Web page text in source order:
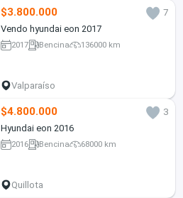
$3.800.000
7
Vendo hyundai eon 2017
2017 Bencina 136000 km
Valparaíso
$4.800.000
3
Hyundai eon 2016
2016 Bencina 68000 km
Quillota